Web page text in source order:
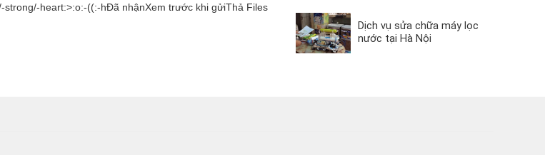
heart:>:o:-((:-hĐã nhậnXem trước khi gửiThả Files
Dịch vụ sửa chữa máy lọc
nước tại Hà Nội